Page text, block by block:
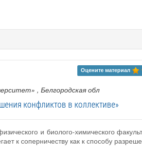
Оцените материал
, Белгородская обл
конфликтов в коллективе»
и биолого-химического
к соперничеству как к способу